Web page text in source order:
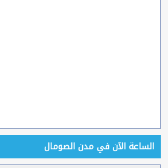
الساعة الآن في مدن الصومال